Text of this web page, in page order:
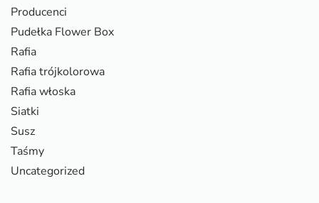
Producenci
Pudełka Flower Box
Rafia
Rafia trójkolorowa
Rafia włoska
Siatki
Susz
Taśmy
Uncategorized